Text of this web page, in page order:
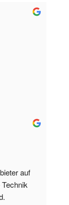
auf